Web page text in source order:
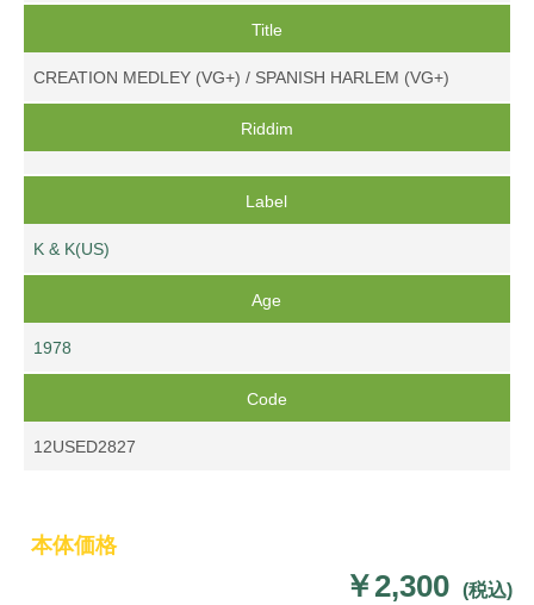
Title
CREATION MEDLEY (VG+) / SPANISH HARLEM (VG+)
Riddim
Label
K & K(US)
Age
1978
Code
12USED2827
本体価格
￥2,300 (税込)